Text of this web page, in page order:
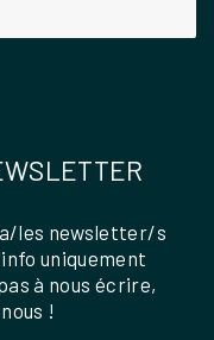
les newsletter/s
uniquement
à nous écrire,
!